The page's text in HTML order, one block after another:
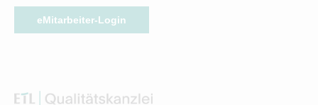
eMitarbeiter-Login